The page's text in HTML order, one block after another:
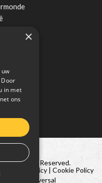
900
All Rights Reserved.
Privacy Policy
Cookie Policy
Conversal
×
in met
ons